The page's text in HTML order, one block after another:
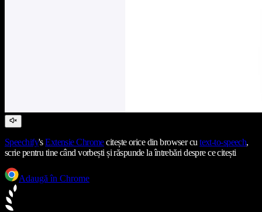
Speechify'sExtensie Chromecitește orice din browser cutext-to-speech,
scrie pentru tine când vorbești și răspunde la întrebări despre ce citești
Adaugă în Chrome